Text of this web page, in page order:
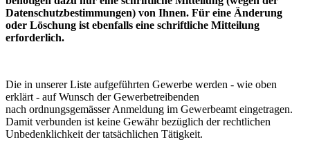
Datenschutzbestimmungen) von Ihnen. Für eine Änderung
oder Löschung ist ebenfalls eine schriftliche Mitteilung
erforderlich.
Die in unserer Liste aufgeführten Gewerbe werden - wie oben
erklärt - auf Wunsch der Gewerbetreibenden
nach ordnungsgemässer Anmeldung im Gewerbeamt eingetragen.
Damit verbunden ist keine Gewähr bezüglich der rechtlichen
Unbedenklichkeit der tatsächlichen Tätigkeit.